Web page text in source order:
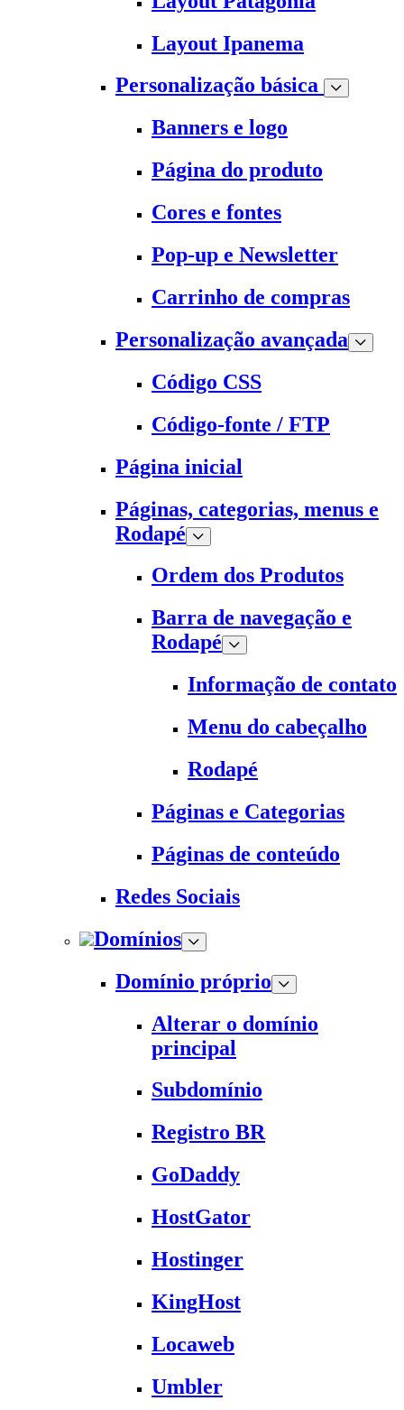
Layout Ipanema
Personalização básica
Banners e logo
Página do produto
Cores e fontes
Pop-up e Newsletter
Carrinho de compras
Personalização avançada
Código CSS
Código-fonte / FTP
Página inicial
Páginas, categorias, menus e
Rodapé
Ordem dos Produtos
Barra de navegação e
Rodapé
Informação de contato
Menu do cabeçalho
Rodapé
Páginas e Categorias
Páginas de conteúdo
Redes Sociais
Domínios
Domínio próprio
Alterar o domínio
principal
Subdomínio
Registro BR
GoDaddy
HostGator
Hostinger
KingHost
Locaweb
Umbler